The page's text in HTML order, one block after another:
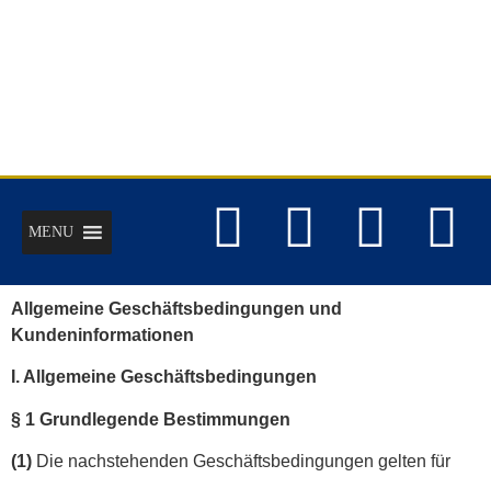
MENU
Allgemeine Geschäftsbedingungen und
Kundeninformationen
I. Allgemeine Geschäftsbedingungen
§ 1 Grundlegende Bestimmungen
(1) Die nachstehenden Geschäftsbedingungen gelten für